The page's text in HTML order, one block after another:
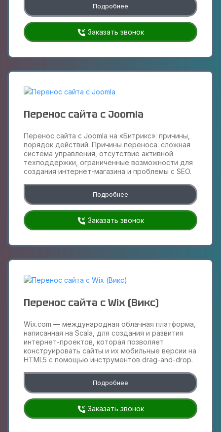
Подробнее
Заказать звонок
Перенос сайта с Joomla
Перенос сайта с Joomla на «Битрикс»: причины,
порядок действий. Причины переноса: сложная
система управления, отсутствие активной
техподдержки, ограниченные возможности для
создания интернет-магазина и проблемы с SEO.
Подробнее
Заказать звонок
Перенос сайта с Wix (Викс)
Wix.com — международная облачная платформа,
написанная на Scala, для создания и развития
интернет-проектов, которая позволяет
конструировать сайты и их мобильные версии на
HTML5 c помощью инструментов drag-and-drop.
Подробнее
Заказать звонок